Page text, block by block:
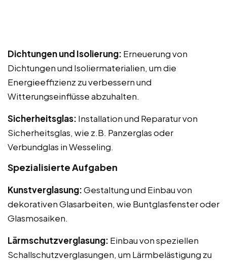
Dichtungen und Isolierung: Erneuerung von
Dichtungen und Isoliermaterialien, um die
Energieeffizienz zu verbessern und
Witterungseinflüsse abzuhalten.
Sicherheitsglas: Installation und Reparatur von
Sicherheitsglas, wie z.B. Panzerglas oder
Verbundglas in Wesseling.
Spezialisierte Aufgaben
Kunstverglasung:Gestaltung und Einbau von
dekorativen Glasarbeiten, wie Buntglasfenster oder
Glasmosaiken.
Lärmschutzverglasung: Einbau von speziellen
Schallschutzverglasungen, um Lärmbelästigung zu